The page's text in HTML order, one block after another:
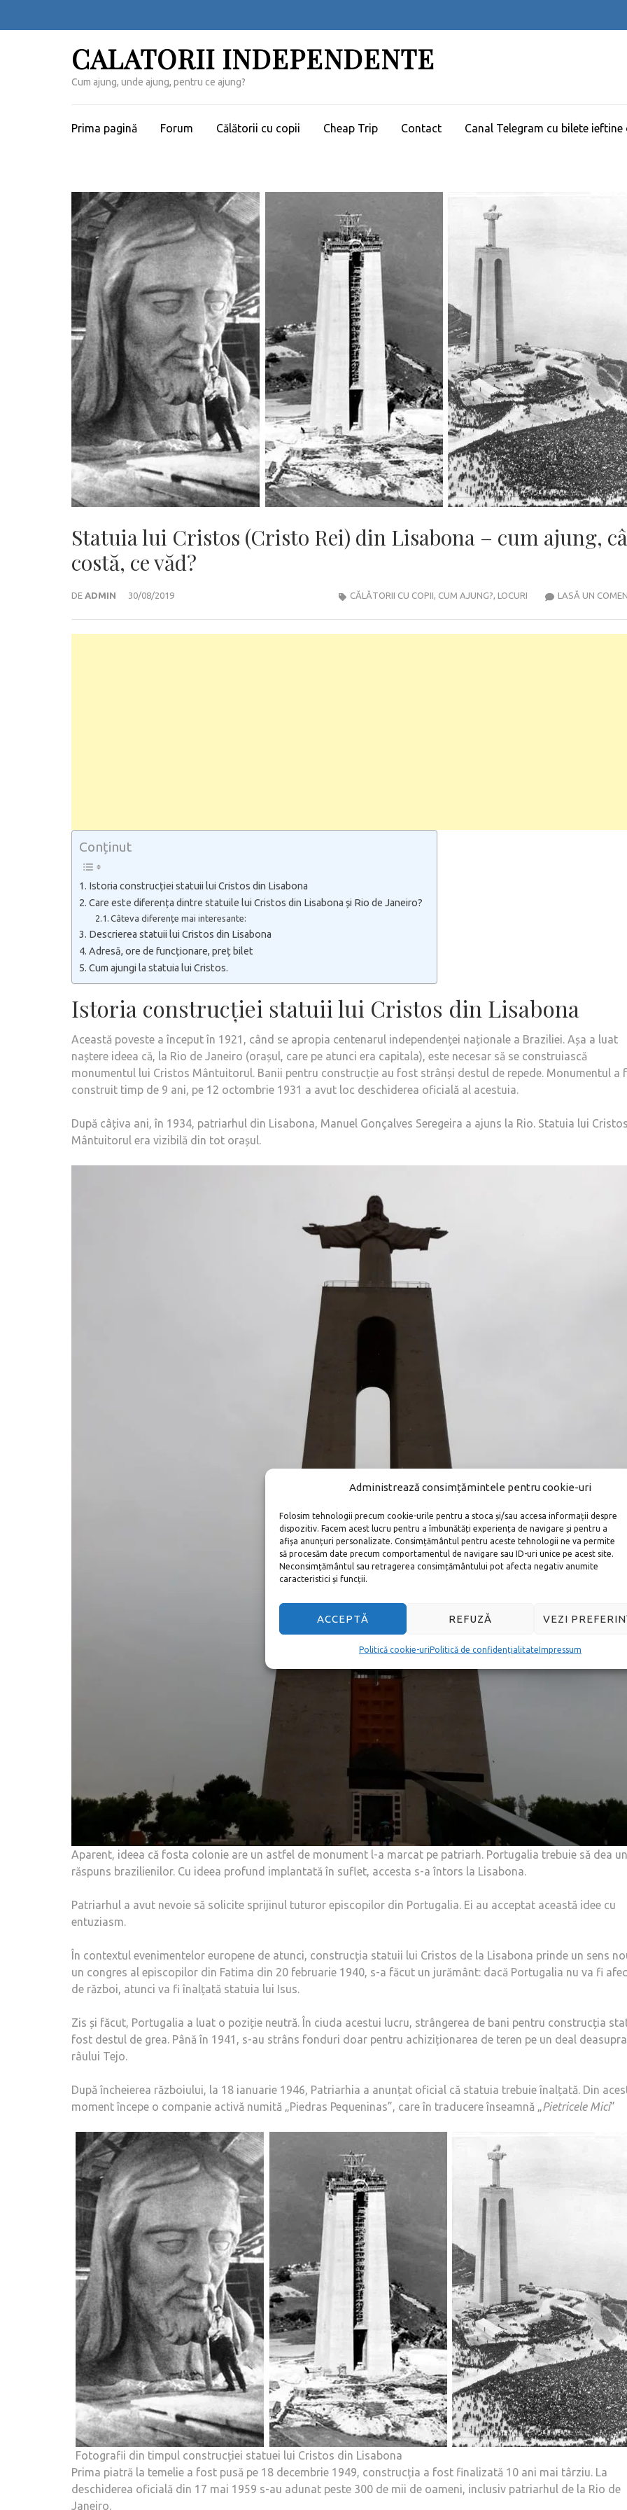
Administrează consimțămintele pentru cookie-uri
Folosim tehnologii precum cookie-urile pentru a stoca și/sau accesa informații despre
dispozitiv. Facem acest lucru pentru a îmbunătăți experiența de navigare și pentru a
afișa anunțuri personalizate. Consimțământul pentru aceste tehnologii ne va permite
să procesăm date precum comportamentul de navigare sau ID-uri unice pe acest site.
Neconsimțământul sau retragerea consimțământului pot afecta negativ anumite
caracteristici și funcții.
ACCEPTĂ REFUZĂ VEZI
Politică cookie-uriPolitică de confidențialitateImpressum
CALATORII INDEPENDENTE
Cum ajung, unde ajung, pentru ce ajung?
Prima pagină Forum Călătorii cu copii Cheap Trip Contact Canal Telegram cu bilete ieftine
Statuia lui Cristos (Cristo Rei) din Lisabona – cum ajung,
costă, ce văd?
DE ADMIN 30/08/2019 LASĂ UN
CĂLĂTORII CU COPII, CUM AJUNG?, LOCURI
Conținut
Istoria construcției statuii lui Cristos din Lisabona
Care este diferența dintre statuile lui Cristos din Lisabona și Rio de Janeiro?
Câteva diferențe mai interesante:
Descrierea statuii lui Cristos din Lisabona
Adresă, ore de funcționare, preț bilet
Cum ajungi la statuia lui Cristos.
Istoria construcției statuii lui Cristos din Lisabona
Această poveste a început în 1921, când se apropia centenarul independenței naționale a Braziliei. Așa a luat
naștere ideea că, la Rio de Janeiro (orașul, care pe atunci era capitala), este necesar să se construiască
monumentul lui Cristos Mântuitorul. Banii pentru construcție au fost strânși destul de repede. Monumentul a
construit timp de 9 ani, pe 12 octombrie 1931 a avut loc deschiderea oficială al acestuia.
După câțiva ani, în 1934, patriarhul din Lisabona, Manuel Gonçalves Seregeira a ajuns la Rio. Statuia lui Cristos
Mântuitorul era vizibilă din tot orașul.
Aparent, ideea că fosta colonie are un astfel de monument l-a marcat pe patriarh. Portugalia trebuie să dea un
răspuns brazilienilor. Cu ideea profund implantată în suflet, accesta s-a întors la Lisabona.
Patriarhul a avut nevoie să solicite sprijinul tuturor episcopilor din Portugalia. Ei au acceptat această idee cu
entuziasm.
În contextul evenimentelor europene de atunci, construcția statuii lui Cristos de la Lisabona prinde un sens
un congres al episcopilor din Fatima din 20 februarie 1940, s-a făcut un jurământ: dacă Portugalia nu va fi
de război, atunci va fi înalțată statuia lui Isus.
Zis și făcut, Portugalia a luat o poziție neutră. În ciuda acestui lucru, strângerea de bani pentru construcția
fost destul de grea. Până în 1941, s-au strâns fonduri doar pentru achiziționarea de teren pe un deal deasupra
râului Tejo.
După încheierea războiului, la 18 ianuarie 1946, Patriarhia a anunțat oficial că statuia trebuie înalțată. Din
moment începe o companie activă numită „Piedras Pequeninas”, care în traducere înseamnă „Pietricele Mici”
Fotografii din timpul construcției statuei lui Cristos din Lisabona
Prima piatră la temelie a fost pusă pe 18 decembrie 1949, construcția a fost finalizată 10 ani mai târziu. La
deschiderea oficială din 17 mai 1959 s-au adunat peste 300 de mii de oameni, inclusiv patriarhul de la Rio de
Janeiro.